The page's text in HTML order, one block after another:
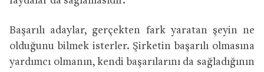
Başarılı adaylar, gerçekten fark yaratan şeyin ne
olduğunu bilmek isterler. Şirketin başarılı olmasına
yardımcı olmanın, kendi başarılarını da sağladığının